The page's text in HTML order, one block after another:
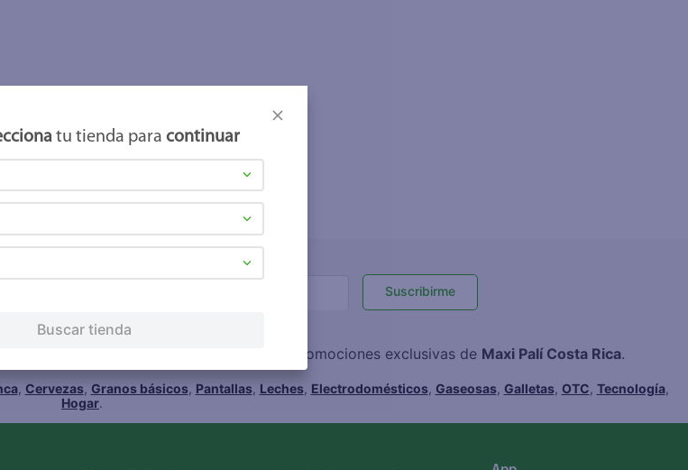
Suscribirme
, así como el envío de noticias y promociones exclusivas de Maxi Palí Costa Rica.
, Cervezas, Granos básicos, Pantallas, Leches, Electrodomésticos, Gaseosas, Galletas, OTC, Tecnología,
Hogar.
tu tienda para continuar
Buscar tienda